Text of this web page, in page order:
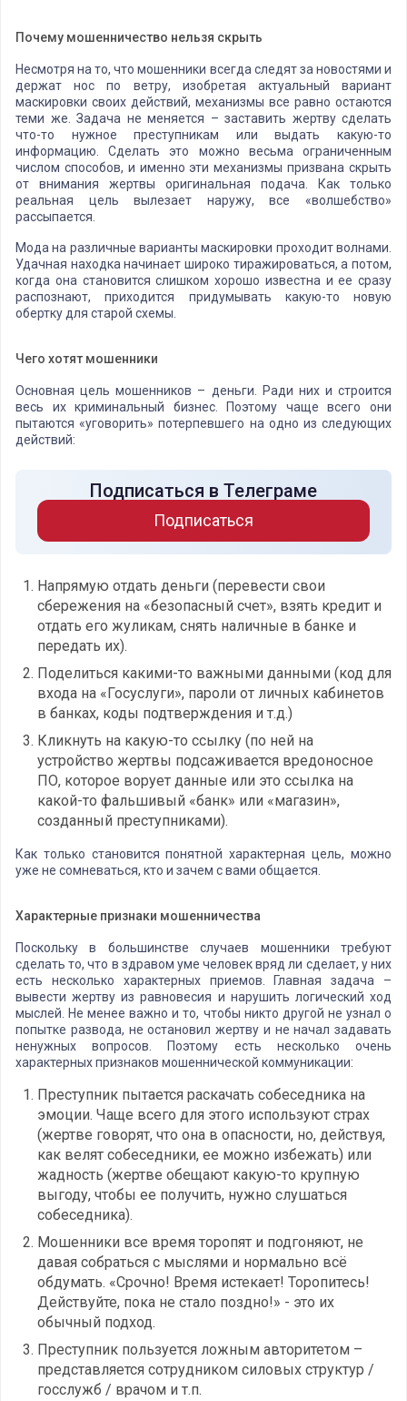
Почему мошенничество нельзя скрыть
Несмотря на то, что мошенники всегда следят за новостями и
держат нос по ветру, изобретая актуальный вариант
маскировки своих действий, механизмы все равно остаются
теми же. Задача не меняется – заставить жертву сделать
что-то нужное преступникам или выдать какую-то
информацию. Сделать это можно весьма ограниченным
числом способов, и именно эти механизмы призвана скрыть
от внимания жертвы оригинальная подача. Как только
реальная цель вылезает наружу, все «волшебство»
рассыпается.
Мода на различные варианты маскировки проходит волнами.
Удачная находка начинает широко тиражироваться, а потом,
когда она становится слишком хорошо известна и ее сразу
распознают, приходится придумывать какую-то новую
обертку для старой схемы.
Чего хотят мошенники
Основная цель мошенников – деньги. Ради них и строится
весь их криминальный бизнес. Поэтому чаще всего они
пытаются «уговорить» потерпевшего на одно из следующих
действий:
Подписаться в Телеграме
Подписаться
Напрямую отдать деньги (перевести свои
сбережения на «безопасный счет», взять кредит и
отдать его жуликам, снять наличные в банке и
передать их).
Поделиться какими-то важными данными (код для
входа на «Госуслуги», пароли от личных кабинетов
в банках, коды подтверждения и т.д.)
Кликнуть на какую-то ссылку (по ней на
устройство жертвы подсаживается вредоносное
ПО, которое ворует данные или это ссылка на
какой-то фальшивый «банк» или «магазин»,
созданный преступниками).
Как только становится понятной характерная цель, можно
уже не сомневаться, кто и зачем с вами общается.
Характерные признаки мошенничества
Поскольку в большинстве случаев мошенники требуют
сделать то, что в здравом уме человек вряд ли сделает, у них
есть несколько характерных приемов. Главная задача –
вывести жертву из равновесия и нарушить логический ход
мыслей. Не менее важно и то, чтобы никто другой не узнал о
попытке развода, не остановил жертву и не начал задавать
ненужных вопросов. Поэтому есть несколько очень
характерных признаков мошеннической коммуникации:
Преступник пытается раскачать собеседника на
эмоции. Чаще всего для этого используют страх
(жертве говорят, что она в опасности, но, действуя,
как велят собеседники, ее можно избежать) или
жадность (жертве обещают какую-то крупную
выгоду, чтобы ее получить, нужно слушаться
собеседника).
Мошенники все время торопят и подгоняют, не
давая собраться с мыслями и нормально всё
обдумать. «Срочно! Время истекает! Торопитесь!
Действуйте, пока не стало поздно!» - это их
обычный подход.
Преступник пользуется ложным авторитетом –
представляется сотрудником силовых структур /
госслужб / врачом и т.п.